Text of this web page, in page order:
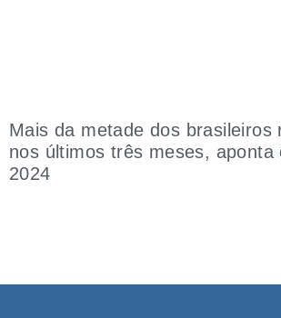
Mais da metade dos brasileiros
nos últimos três meses, aponta
2024